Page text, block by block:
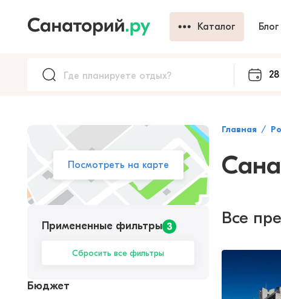
Каталог Блог
Посмотреть на карте
Примененные фильтры 3
Сбросить все фильтры
Бюджет
Главная
Все